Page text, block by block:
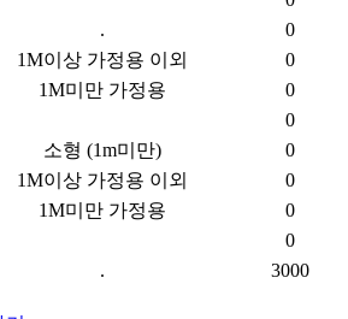
.
0
1M이상 가정용 이외
0
1M미만 가정용
0
0
소형 (1m미만)
0
1M이상 가정용 이외
0
1M미만 가정용
0
0
. 3000